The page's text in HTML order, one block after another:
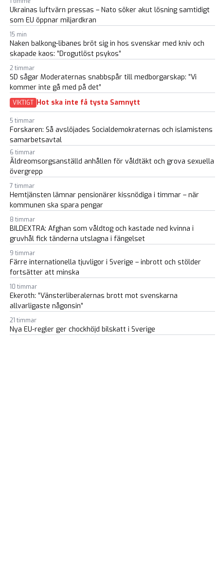
Ukrainas luftvärn pressas – Nato söker akut lösning samtidigt
som EU öppnar miljardkran
15 min
Naken balkong-libanes bröt sig in hos svenskar med kniv och
skapade kaos: ”Drogutlöst psykos”
2 timmar
SD sågar Moderaternas snabbspår till medborgarskap: ”Vi
kommer inte gå med på det”
VIKTIGT Hot ska inte få tysta Samnytt
5 timmar
Forskaren: Så avslöjades Socialdemokraternas och islamistens
samarbetsavtal
6 timmar
Äldreomsorgsanställd anhållen för våldtäkt och grova sexuella
övergrepp
7 timmar
Hemtjänsten lämnar pensionärer kissnödiga i timmar – när
kommunen ska spara pengar
8 timmar
BILDEXTRA: Afghan som våldtog och kastade ned kvinna i
gruvhål fick tänderna utslagna i fängelset
9 timmar
Färre internationella tjuvligor i Sverige – inbrott och stölder
fortsätter att minska
10 timmar
Ekeroth: ”Vänsterliberalernas brott mot svenskarna
allvarligaste någonsin”
21 timmar
Nya EU-regler ger chockhöjd bilskatt i Sverige